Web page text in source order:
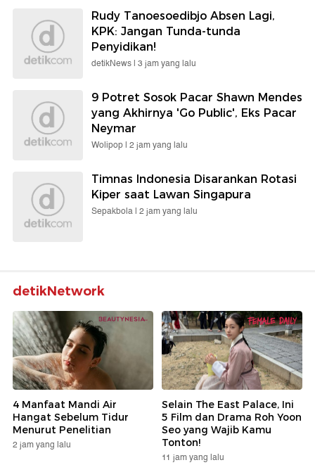
Rudy Tanoesoedibjo Absen Lagi,
KPK: Jangan Tunda-tunda
Penyidikan!
detikNews | 3 jam yang lalu
9 Potret Sosok Pacar Shawn Mendes
yang Akhirnya 'Go Public', Eks Pacar
Neymar
Wolipop | 2 jam yang lalu
Timnas Indonesia Disarankan Rotasi
Kiper saat Lawan Singapura
Sepakbola | 2 jam yang lalu
detikNetwork
4 Manfaat Mandi Air
Hangat Sebelum Tidur
Menurut Penelitian
2 jam yang lalu
Selain The East Palace, Ini
5 Film dan Drama Roh Yoon
Seo yang Wajib Kamu
Tonton!
11 jam yang lalu